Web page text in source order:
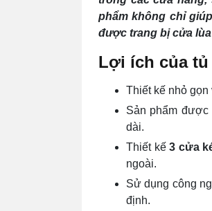
phẩm không chỉ
được trang bị cửa
Lợi ích của tủ
Thiết kế nhỏ gọn
Sản phẩm
dài.
Thiết kế3 cửa
ngoài.
Sử dụng công
định.